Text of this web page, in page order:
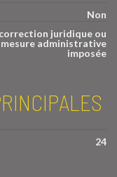
Non
juridique ou
mesure administrative
imposée
24